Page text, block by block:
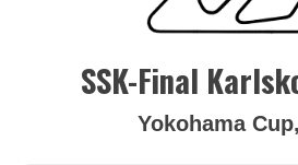
SSK-Final
Yokohama